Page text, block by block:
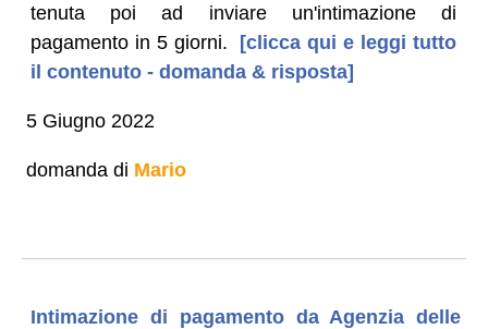
tenuta poi ad inviare un'intimazione di
pagamento in 5 giorni.
[clicca qui e leggi tutto
il contenuto - domanda & risposta]
5 Giugno 2022
domanda di Mario
Intimazione di pagamento da Agenzia delle